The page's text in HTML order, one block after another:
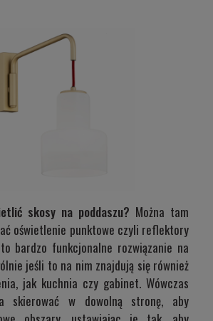
skosy na poddaszu? Można tam
oświetlenie punktowe czyli reflektory
bardzo funkcjonalne rozwiązanie na
jeśli to na nim znajdują się również
jak kuchnia czy gabinet. Wówczas
skierować w dowolną stronę, aby